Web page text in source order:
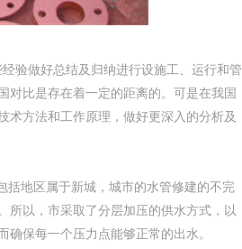
验做好总结及归纳进行设施工、运行和管
对比是存在着一定的距离的。可是在我国
术方法和工作原理，做好更深入的分析及
地区属于新城，城市的水管修建的不完
所以，市采取了分层加压的供水方式，以
保每一个压力点能够正常的出水。